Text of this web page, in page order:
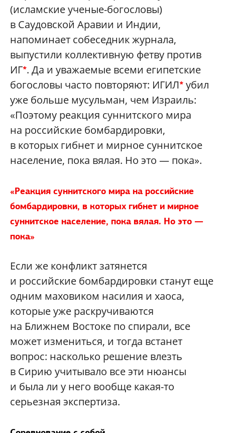
(исламские ученые-богословы)
в Саудовской Аравии и Индии,
напоминает собеседник журнала,
выпустили коллективную фетву против
ИГ*. Да и уважаемые всеми египетские
богословы часто повторяют: ИГИЛ*убил
уже больше мусульман, чем Израиль:
«Поэтому реакция суннитского мира
на российские бомбардировки,
в которых гибнет и мирное суннитское
население, пока вялая. Но это — пока».
«Реакция суннитского мира на российские
бомбардировки, в которых гибнет и мирное
суннитское население, пока вялая. Но это —
пока»
Если же конфликт затянется
и российские бомбардировки станут еще
одним маховиком насилия и хаоса,
которые уже раскручиваются
на Ближнем Востоке по спирали, все
может измениться, и тогда встанет
вопрос: насколько решение влезть
в Сирию учитывало все эти нюансы
и была ли у него вообще какая-то
серьезная экспертиза.